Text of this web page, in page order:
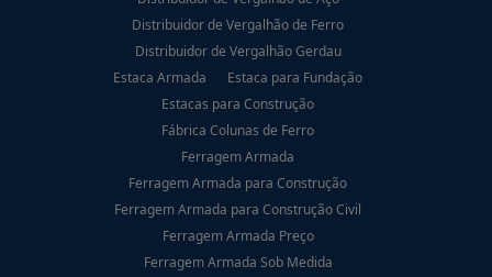
Distribuidor de Vergalhão de Ferro
Distribuidor de Vergalhão Gerdau
Estaca Armada
Estaca para Fundação
Estacas para Construção
Fábrica Colunas de Ferro
Ferragem Armada
Ferragem Armada para Construção
Ferragem Armada para Construção Civil
Ferragem Armada Preço
Ferragem Armada Sob Medida